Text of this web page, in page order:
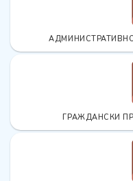
ГРАЖДАНСКИ